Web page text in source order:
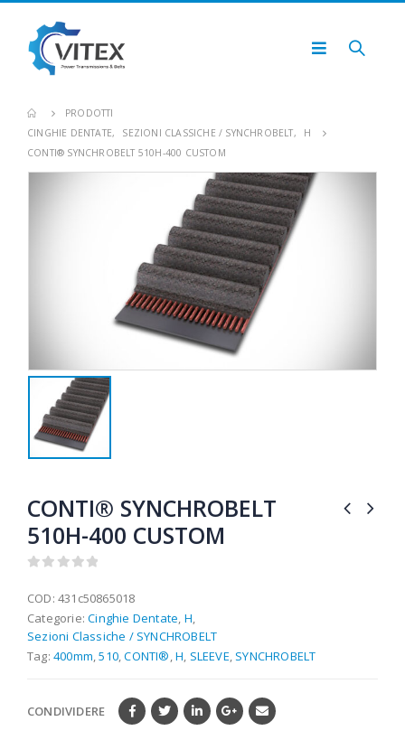
PRODOTTI
CINGHIE DENTATE, SEZIONI CLASSICHE / SYNCHROBELT,
H
CONTI® SYNCHROBELT 510H-400 CUSTOM
CONTI® SYNCHROBELT
510H-400 CUSTOM
COD: 431c50865018
Categorie:Cinghie Dentate H
Sezioni Classiche / SYNCHROBELT
Tag: 400mm ,510 ,CONTI® ,H SLEEVE SYNCHROBELT
CONDIVIDERE